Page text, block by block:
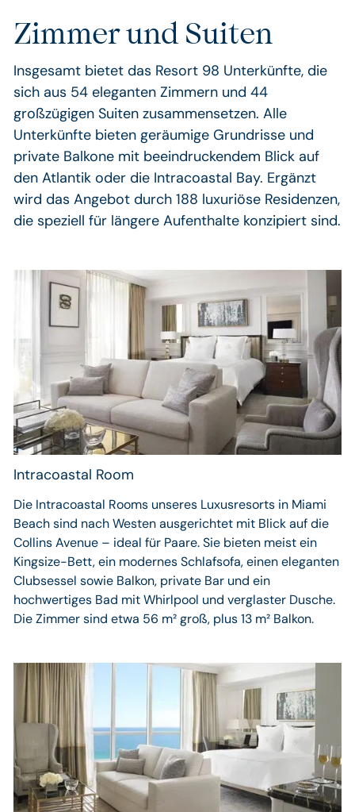
Zimmer und Suiten
Insgesamt bietet das Resort 98 Unterkünfte, die
sich aus 54 eleganten Zimmern und 44
großzügigen Suiten zusammensetzen. Alle
Unterkünfte bieten geräumige Grundrisse und
private Balkone mit beeindruckendem Blick auf
den Atlantik oder die Intracoastal Bay. Ergänzt
wird das Angebot durch 188 luxuriöse Residenzen,
die speziell für längere Aufenthalte konzipiert sind.
Intracoastal Room
Die Intracoastal Rooms unseres Luxusresorts in Miami
Beach sind nach Westen ausgerichtet mit Blick auf die
Collins Avenue – ideal für Paare. Sie bieten meist ein
Kingsize-Bett, ein modernes Schlafsofa, einen eleganten
Clubsessel sowie Balkon, private Bar und ein
hochwertiges Bad mit Whirlpool und verglaster Dusche.
Die Zimmer sind etwa 56 m² groß, plus 13 m² Balkon.